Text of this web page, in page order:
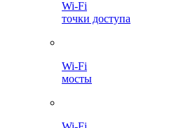
Wi-Fi
точки доступа
Wi-Fi
мосты